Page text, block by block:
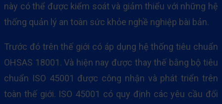
này có thể được kiểm soát và giảm thiểu với những hệ
thống quản lý an toàn sức khỏe nghề nghiệp bài bản.
Trước đó trên thế giới có áp dụng hệ thống tiêu chuẩn
OHSAS 18001. Và hiện nay được thay thế bằng bộ tiêu
chuẩn ISO 45001 được công nhận và phát triển trên
toàn thế giới. ISO 45001 có quy định các yêu cầu đối